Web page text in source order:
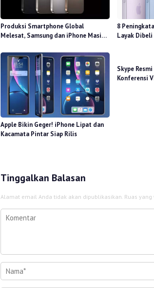
Produksi Smartphone Global
Melesat, Samsung dan iPhone Masih
8
Layak Dibeli
Apple Bikin Geger! iPhone Lipat dan
Kacamata Pintar Siap Rilis
Skype
Konferensi
Tinggalkan Balasan
Alamat email Anda tidak akan dipublikasikan. Ruas